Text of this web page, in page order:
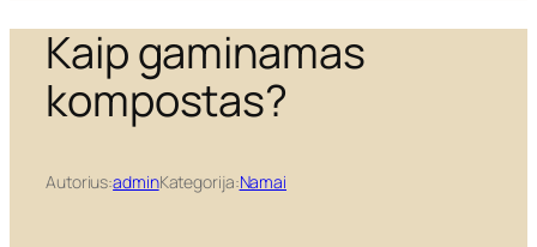
Kaip gaminamas
kompostas?
Autorius:adminKategorija:Namai